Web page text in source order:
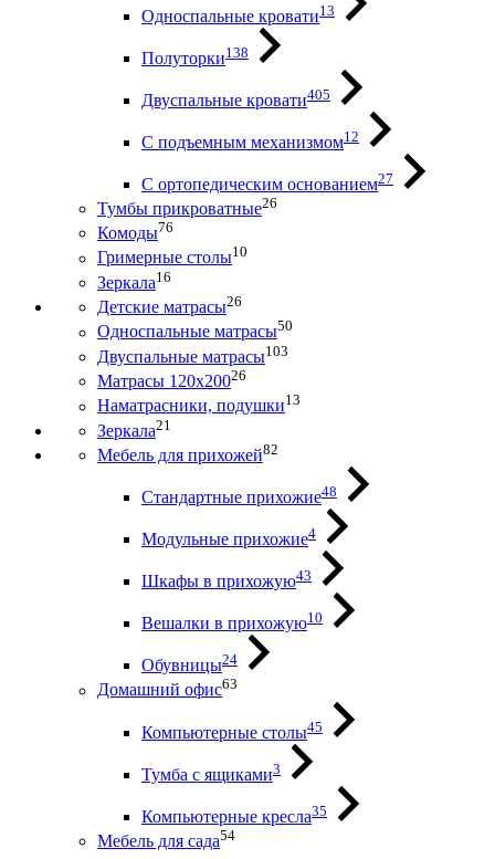
Односпальные кровати13
Полуторки138
Двуспальные кровати405
С подъемным механизмом12
С ортопедическим основанием27
Тумбы прикроватные26
Комоды76
Гримерные столы10
Зеркала16
Детские матрасы26
Односпальные матрасы50
Двуспальные матрасы103
Матрасы 120х20026
Наматрасники, подушки13
Зеркала21
Мебель для прихожей82
Стандартные прихожие48
Модульные прихожие4
Шкафы в прихожую43
Вешалки в прихожую10
Обувницы24
Домашний офис63
Компьютерные столы45
Тумба с ящиками3
Компьютерные кресла35
Мебель для сада54